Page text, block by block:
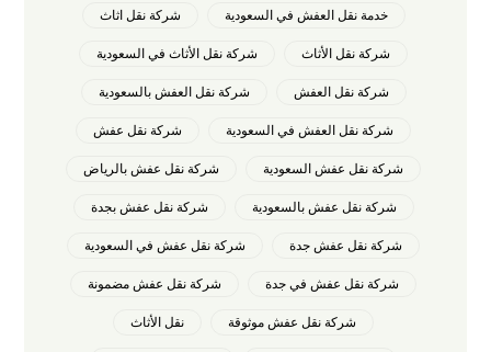
خدمة نقل العفش في السعودية شركة نقل اثاث
شركة نقل الأثاث شركة نقل الأثاث في السعودية
شركة نقل العفش شركة نقل العفش بالسعودية
شركة نقل العفش في السعودية شركة نقل عفش
شركة نقل عفش السعودية شركة نقل عفش بالرياض
شركة نقل عفش بالسعودية شركة نقل عفش بجدة
شركة نقل عفش جدة شركة نقل عفش في السعودية
شركة نقل عفش في جدة شركة نقل عفش مضمونة
شركة نقل عفش موثوقة نقل الأثاث